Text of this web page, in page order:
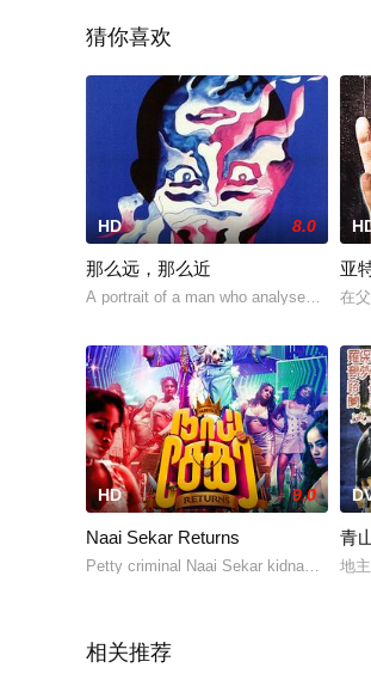
猜你喜欢
HD 8.0
那么远，那么近
A portrait of a man who analyses his life
亚
在
HD 9.0
Naai Sekar Returns
Petty criminal Naai Sekar kidnaps dogs
青
地
相关推荐